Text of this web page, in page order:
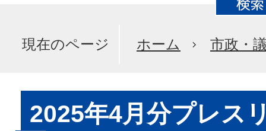
現在のページ ホーム 市政・
2025年4月分プレス